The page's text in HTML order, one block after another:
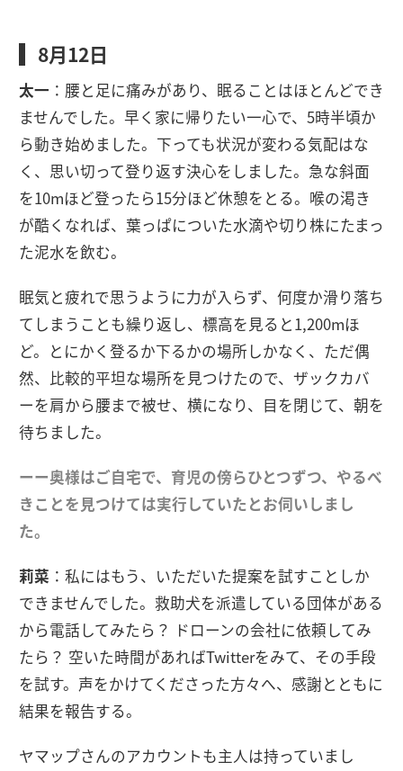
8月12日
太一 ：腰と足に痛みがあり、眠ることはほとんどでき
ませんでした。早く家に帰りたい一心で、5時半頃か
ら動き始めました。下っても状況が変わる気配はな
く、思い切って登り返す決心をしました。急な斜面
を10mほど登ったら15分ほど休憩をとる。喉の渇き
が酷くなれば、葉っぱについた水滴や切り株にたまっ
た泥水を飲む。
眠気と疲れで思うように力が入らず、何度か滑り落ち
てしまうことも繰り返し、標高を見ると1,200mほ
ど。とにかく登るか下るかの場所しかなく、ただ偶
然、比較的平坦な場所を見つけたので、ザックカバ
ーを肩から腰まで被せ、横になり、目を閉じて、朝を
待ちました。
ーー奥様はご自宅で、育児の傍らひとつずつ、やるべ
きことを見つけては実行していたとお伺いしまし
た。
莉菜 ：私にはもう、いただいた提案を試すことしか
できませんでした。救助犬を派遣している団体がある
から電話してみたら？ ドローンの会社に依頼してみ
たら？ 空いた時間があればTwitterをみて、その手段
を試す。声をかけてくださった方々へ、感謝とともに
結果を報告する。
ヤマップさんのアカウントも主人は持っていまし